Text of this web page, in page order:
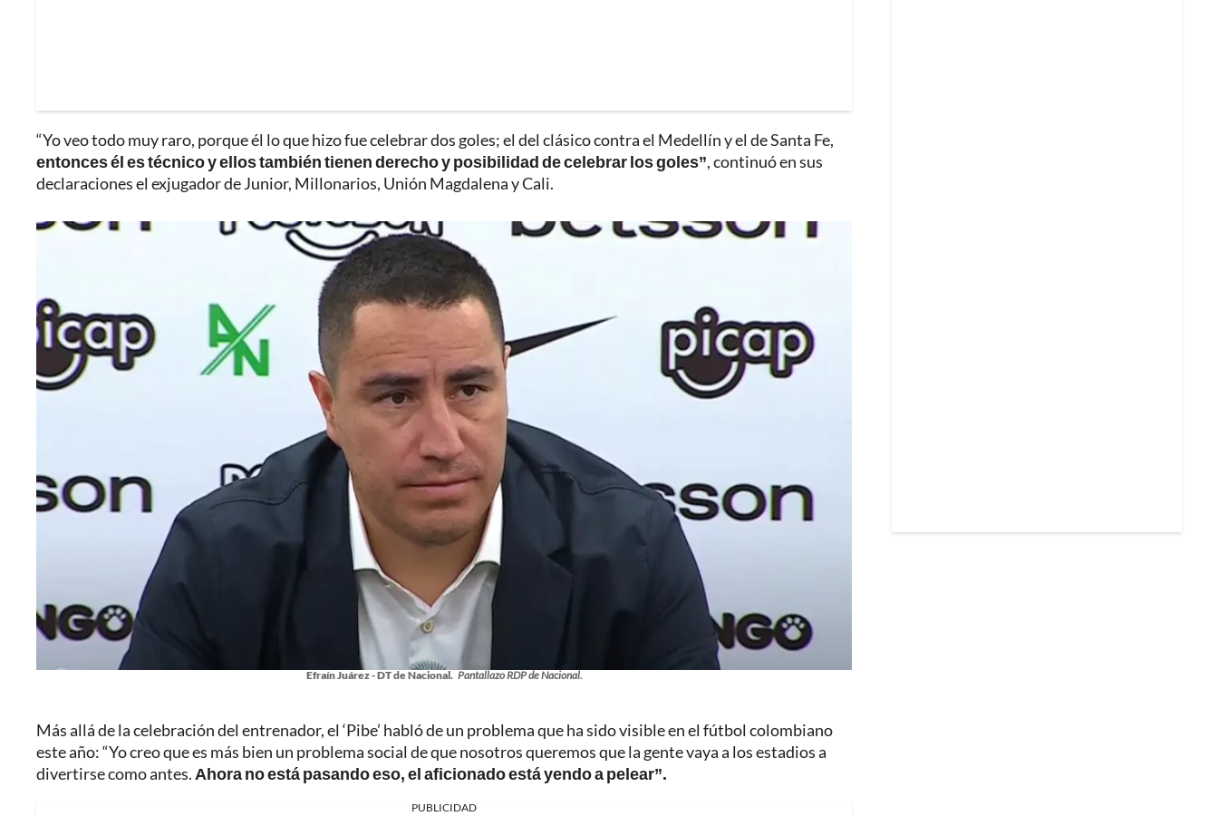
“Yo veo todo muy raro, porque él lo que hizo fue celebrar dos goles; el del clásico contra el Medellín y el de Santa Fe,
entonces él es técnico y ellos también tienen derecho y posibilidad de celebrar los goles”, continuó en sus
declaraciones el exjugador de Junior, Millonarios, Unión Magdalena y Cali.
Efraín Juárez - DT de Nacional. Pantallazo RDP de Nacional.
Más allá de la celebración del entrenador, el ‘Pibe’ habló de un problema que ha sido visible en el fútbol colombiano
este año: “Yo creo que es más bien un problema social de que nosotros queremos que la gente vaya a los estadios a
divertirse como antes. Ahora no está pasando eso, el aficionado está yendo a pelear”.
PUBLICIDAD